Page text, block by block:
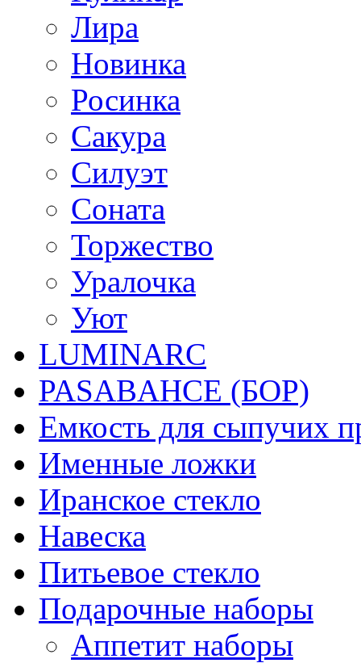
Лира
Новинка
Росинка
Сакура
Силуэт
Соната
Торжество
Уралочка
Уют
LUMINARC
PASABAHCE (БОР)
Емкость для сыпучих
Именные ложки
Иранское стекло
Навеска
Питьевое стекло
Подарочные наборы
Аппетит наборы